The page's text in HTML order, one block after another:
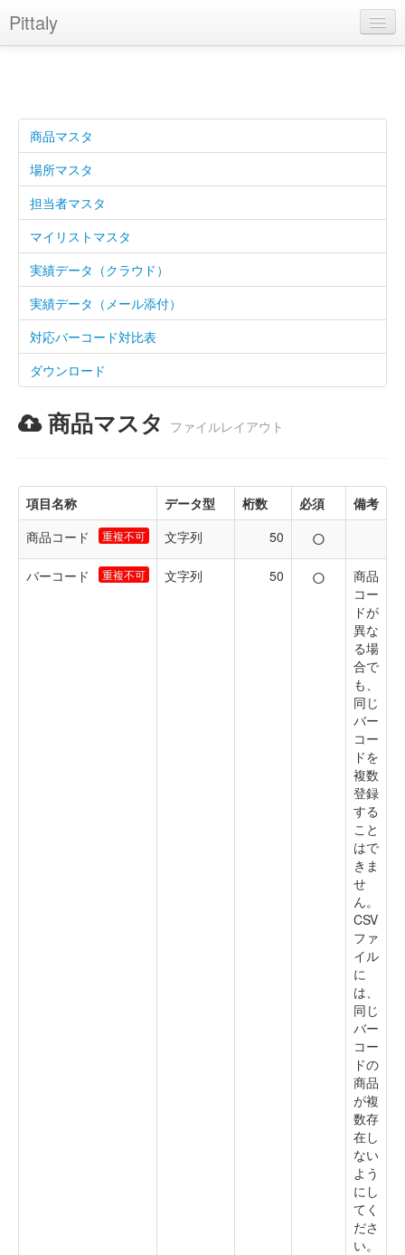
Pittaly
商品マスタ
場所マスタ
担当者マスタ
マイリストマスタ
実績データ（クラウド）
実績データ（メール添付）
対応バーコード対比表
ダウンロード
商品マスタ ファイルレイアウト
項目名称 データ型 桁数 必須
備考
商品コード
重複不可 文字列 50 ○
バーコード 重複不可 文字列 50 ○
商品
コー
ドが
異な
る場
合で
も、
同じ
バー
コー
ドを
複数
登録
する
こと
はで
きま
せ
ん。
CSV
ファ
イル
に
は、
同じ
バー
コー
ドの
商品
が複
数存
在し
ない
よう
にし
てく
ださ
い。